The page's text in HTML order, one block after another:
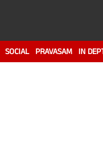
SOCIAL PRAVASAM IN